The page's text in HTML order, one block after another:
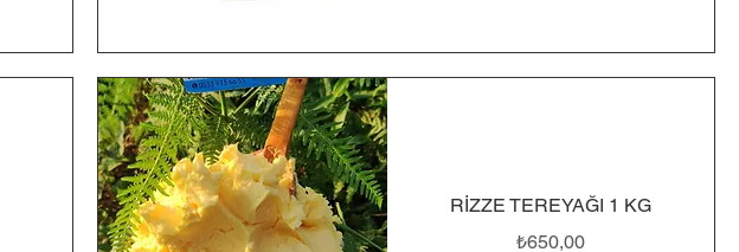
RİZZE TEREYAĞI 1 KG
Fiyat
₺650,00